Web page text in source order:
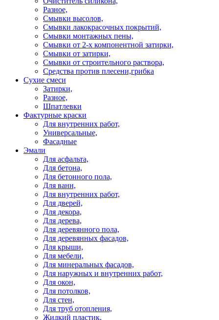
Разное,
Смывки высолов,
Смывки лакокрасочных покрытий,
Смывки монтажных пены,
Смывки от 2-х компонентной затирки,
Смывки от затирки,
Смывки от строительного раствора,
Средства против плесени,грибка
Сухие смеси
Затирки,
Разное,
Шпатлевки
Фактурные краски
Для внутренних работ,
Универсальные,
Фасадные
Эмали
Для асфальта,
Для бетона,
Для бетонного пола,
Для ванн,
Для внутренних работ,
Для дверей,
Для декора,
Для дерева,
Для деревянного пола,
Для деревянных фасадов,
Для крыши,
Для мебели,
Для минеральных фасадов,
Для наружных и внутренних работ,
Для окон,
Для потолков,
Для стен,
Для труб отопления,
Жидкий пластик,